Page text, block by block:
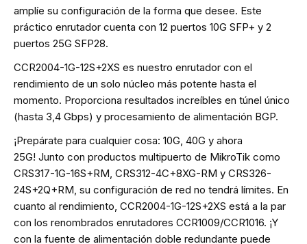
amplíe su configuración de la forma que desee. Este
práctico enrutador cuenta con 12 puertos 10G SFP+ y 2
puertos 25G SFP28.
CCR2004-1G-12S+2XS es ​​nuestro enrutador con el
rendimiento de un solo núcleo más potente hasta el
momento. Proporciona resultados increíbles en túnel único
(hasta 3,4 Gbps) y procesamiento de alimentación BGP.
¡Prepárate para cualquier cosa: 10G, 40G y ahora
25G! Junto con productos multipuerto de MikroTik como
CRS317-1G-16S+RM, CRS312-4C+8XG-RM y CRS326-
24S+2Q+RM, su configuración de red no tendrá límites. En
cuanto al rendimiento, CCR2004-1G-12S+2XS está a la par
con los renombrados enrutadores CCR1009/CCR1016. ¡Y
con la fuente de alimentación doble redundante puede